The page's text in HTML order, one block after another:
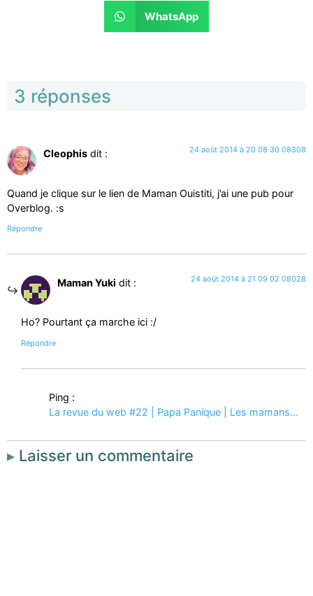
WhatsApp
3 réponses
Cleophis dit : 24 août 2014 à 20 08 30 08308
Quand je clique sur le lien de Maman Ouistiti, j’ai une pub pour
Overblog. :s
Répondre
Maman Yuki dit : 24 août 2014 à 21 09 02 08028
Ho? Pourtant ça marche ici :/
Répondre
Ping :
La revue du web #22 | Papa Panique | Les mamans...
Laisser un commentaire